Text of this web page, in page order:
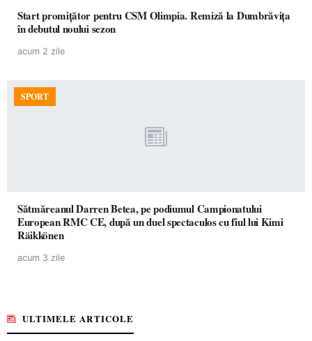
Start promițător pentru CSM Olimpia. Remiză la Dumbrăvița
în debutul noului sezon
acum 2 zile
SPORT
Sătmăreanul Darren Betea, pe podiumul Campionatului
European RMC CE, după un duel spectaculos cu fiul lui Kimi
Räikkönen
acum 3 zile
ULTIMELE ARTICOLE